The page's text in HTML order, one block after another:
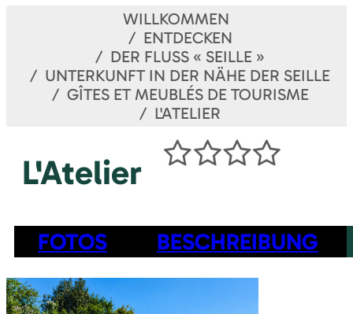
WILLKOMMEN
ENTDECKEN
DER FLUSS « SEILLE »
UNTERKUNFT IN DER NÄHE DER SEILLE
GÎTES ET MEUBLÉS DE TOURISME
L'ATELIER
L'Atelier
FOTOS BESCHREIBUNG